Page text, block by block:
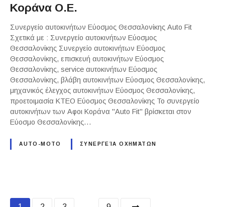
Κοράνα Ο.Ε.
Συνεργείο αυτοκινήτων Εύοσμος Θεσσαλονίκης Auto Fit
Σχετικά με : Συνεργείο αυτοκινήτων Εύοσμος
Θεσσαλονίκης Συνεργείο αυτοκινήτων Εύοσμος
Θεσσαλονίκης, επισκευή αυτοκινήτων Εύοσμος
Θεσσαλονίκης, service αυτοκινήτων Εύοσμος
Θεσσαλονίκης, βλάβη αυτοκινήτων Εύοσμος Θεσσαλονίκης,
μηχανικός έλεγχος αυτοκινήτων Εύοσμος Θεσσαλονίκης,
προετοιμασία ΚΤΕΟ Εύοσμος Θεσσαλονίκης Το συνεργείο
αυτοκινήτων των Αφοι Κοράνα "Auto Fit" βρίσκεται στον
Εύοσμο Θεσσαλονίκης…
AUTO-MOTO ΣΥΝΕΡΓΕΊΑ ΟΧΗΜΆΤΩΝ